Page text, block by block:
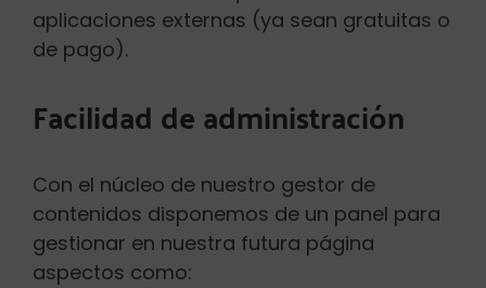
aplicaciones externas (ya sean gratuitas o
de pago).
Facilidad de administración
Con el núcleo de nuestro gestor de
contenidos disponemos de un panel para
gestionar en nuestra futura página
aspectos como: